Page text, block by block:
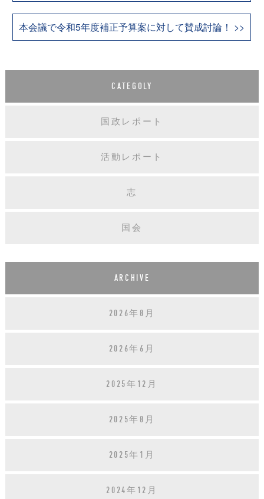
本会議で令和5年度補正予算案に対して賛成討論！ >>
CATEGOLY
国政レポート
活動レポート
志
国会
ARCHIVE
2026年8月
2026年6月
2025年12月
2025年8月
2025年1月
2024年12月